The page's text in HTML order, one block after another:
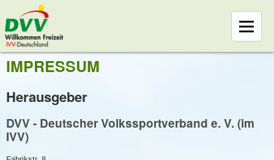
IMPRESSUM
Herausgeber
DVV - Deutscher Volkssportverband e. V. (im
IVV)